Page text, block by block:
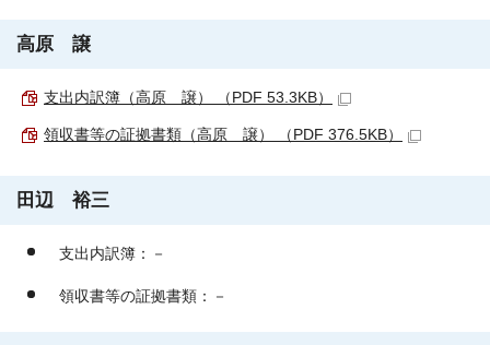
高原 譲
支出内訳簿（高原 譲） （PDF 53.3KB）
領収書等の証拠書類（高原 譲） （PDF 376.5KB）
田辺 裕三
支出内訳簿：－
領収書等の証拠書類：－